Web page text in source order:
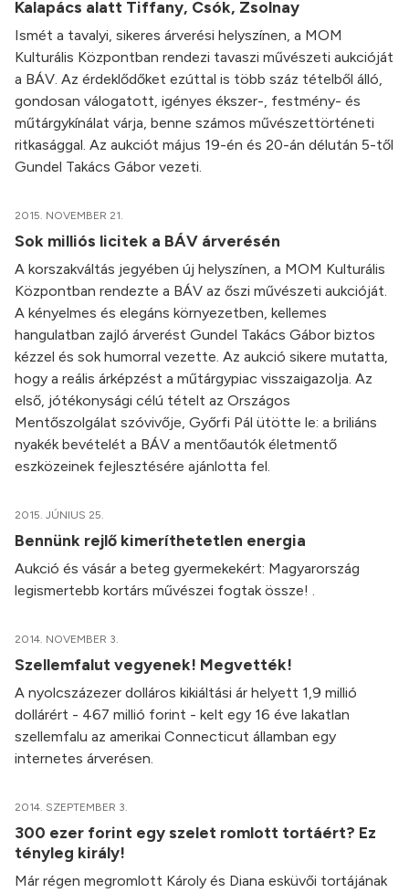
Kalapács alatt Tiffany, Csók, Zsolnay
Ismét a tavalyi, sikeres árverési helyszínen, a MOM
Kulturális Központban rendezi tavaszi művészeti aukcióját
a BÁV. Az érdeklődőket ezúttal is több száz tételből álló,
gondosan válogatott, igényes ékszer-, festmény- és
műtárgykínálat várja, benne számos művészettörténeti
ritkasággal. Az aukciót május 19-én és 20-án délután 5-től
Gundel Takács Gábor vezeti.
2015. NOVEMBER 21.
Sok milliós licitek a BÁV árverésén
A korszakváltás jegyében új helyszínen, a MOM Kulturális
Központban rendezte a BÁV az őszi művészeti aukcióját.
A kényelmes és elegáns környezetben, kellemes
hangulatban zajló árverést Gundel Takács Gábor biztos
kézzel és sok humorral vezette. Az aukció sikere mutatta,
hogy a reális árképzést a műtárgypiac visszaigazolja. Az
első, jótékonysági célú tételt az Országos
Mentőszolgálat szóvivője, Győrfi Pál ütötte le: a briliáns
nyakék bevételét a BÁV a mentőautók életmentő
eszközeinek fejlesztésére ajánlotta fel.
2015. JÚNIUS 25.
Bennünk rejlő kimeríthetetlen energia
Aukció és vásár a beteg gyermekekért: Magyarország
legismertebb kortárs művészei fogtak össze! .
2014. NOVEMBER 3.
Szellemfalut vegyenek! Megvették!
A nyolcszázezer dolláros kikiáltási ár helyett 1,9 millió
dollárért - 467 millió forint - kelt egy 16 éve lakatlan
szellemfalu az amerikai Connecticut államban egy
internetes árverésen.
2014. SZEPTEMBER 3.
300 ezer forint egy szelet romlott tortáért? Ez
tényleg király!
Már régen megromlott Károly és Diana esküvői tortájának